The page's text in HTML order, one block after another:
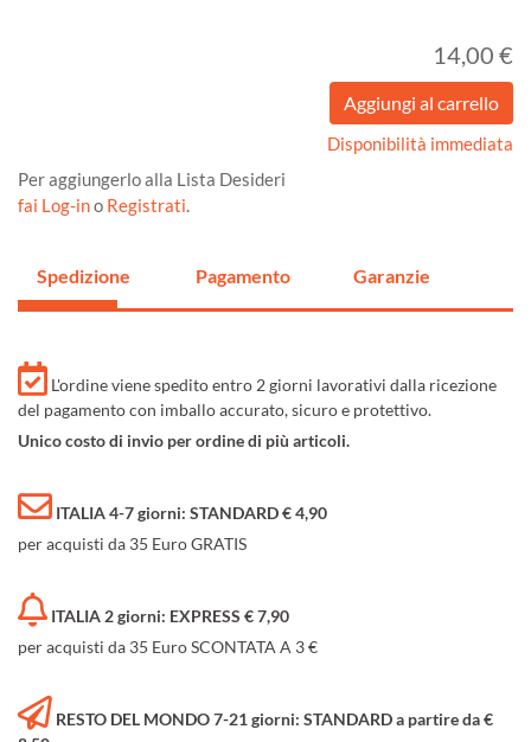
14,00 €
Disponibilità immediata
Per aggiungerlo alla Lista Desideri
fai Log-ino Registrati.
Spedizione Pagamento Garanzie
L'ordine viene spedito entro 2 giorni lavorativi dalla ricezione
del pagamento con imballo accurato, sicuro e protettivo.
Unico costo di invio per ordine di più articoli.
ITALIA 4-7 giorni: STANDARD € 4,90
per acquisti da 35 Euro GRATIS
ITALIA 2 giorni: EXPRESS € 7,90
per acquisti da 35 Euro SCONTATA A 3 €
RESTO DEL MONDO 7-21 giorni: STANDARD a partire da €